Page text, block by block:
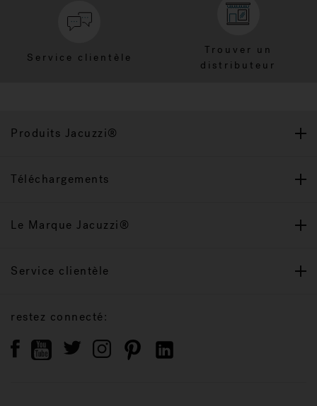
Service clientèle
Trouver un
distributeur
Produits Jacuzzi®
Téléchargements
Le Marque Jacuzzi®
Service clientèle
restez connecté: